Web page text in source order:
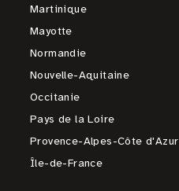
Martinique
Mayotte
Normandie
Nouvelle-Aquitaine
Occitanie
Pays de la Loire
Provence-Alpes-Côte d'Azur
Île-de-France